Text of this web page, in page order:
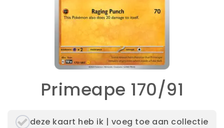
Primeape 170/91
deze kaart heb ik | voeg toe aan collectie